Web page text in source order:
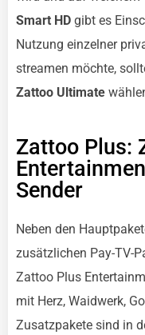
Smart HD gibt es
Nutzung einzelner
streamen möchte,
Zattoo Ultimate
Zattoo Plus:
Sender
Neben den
zusätzlichen Pay-TV-
Zattoo Plus
mit Herz, Waidwerk,
Zusatzpakete sind in